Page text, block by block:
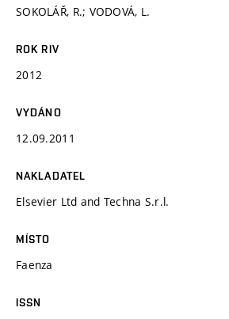
SOKOLÁŘ, R.; VODOVÁ, L.
ROK RIV
2012
VYDÁNO
12.09.2011
NAKLADATEL
Elsevier Ltd and Techna S.r.l.
MÍSTO
Faenza
ISSN